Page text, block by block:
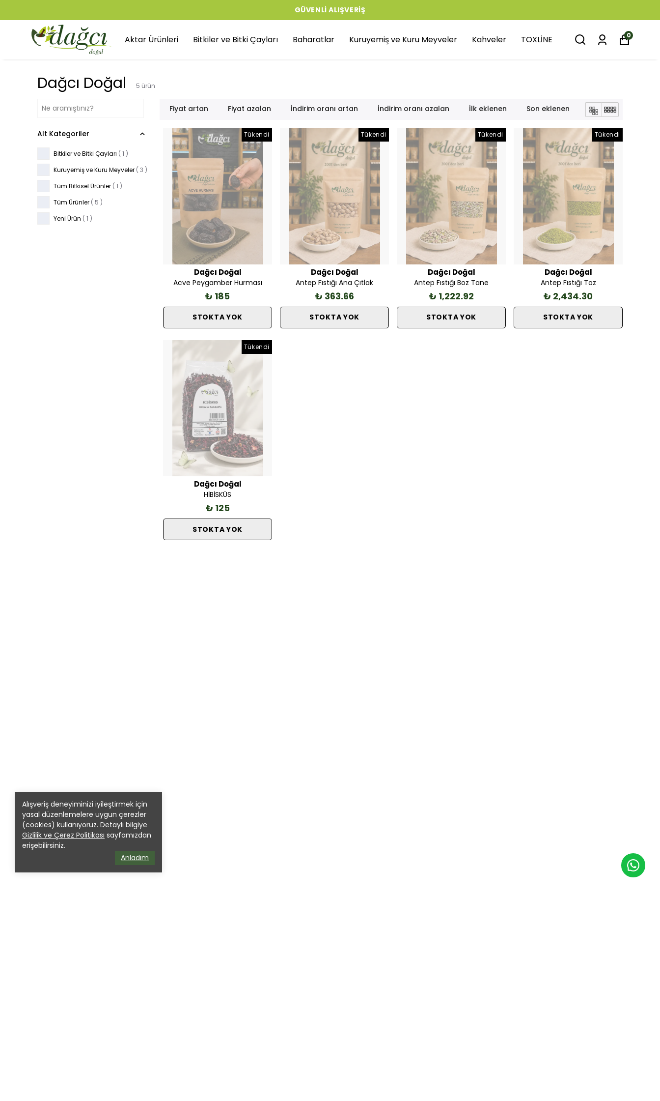
GÜVENLI ALIŞVERIŞ
Aktar Ürünleri Bitkiler ve Bitki Çayları Baharatlar Kuruyemiş ve Kuru Meyveler Kahveler TOXLİNE 0
Alışveriş deneyiminizi iyileştirmek için
yasal düzenlemelere uygun çerezler
(cookies) kullanıyoruz. Detaylı bilgiye
Gizlilik ve Çerez Politikası sayfamızdan
erişebilirsiniz.
Anladım
Dağcı Doğal 5 ürün
Fiyat artan Fiyat azalan İndirim oranı artan İndirim oranı azalan İlk eklenen Son eklenen
Alt Kategoriler
Bitkiler ve Bitki Çayları ( 1 )
Kuruyemiş ve Kuru Meyveler ( 3 )
Tüm Bitkisel Ürünler ( 1 )
Tüm Ürünler ( 5 )
Yeni Ürün ( 1 )
Tükendi
Dağcı Doğal
Acve Peygamber Hurması
₺ 185
STOKTA YOK
Tükendi
Dağcı Doğal
Antep Fıstığı Ana Çıtlak
₺ 363.66
STOKTA YOK
Tükendi
Dağcı Doğal
Antep Fıstığı Boz Tane
₺ 1,222.92
STOKTA YOK
Tükendi
Dağcı Doğal
Antep Fıstığı Toz
₺ 2,434.30
STOKTA YOK
Tükendi
Dağcı Doğal
HİBİSKÜS
₺ 125
STOKTA YOK